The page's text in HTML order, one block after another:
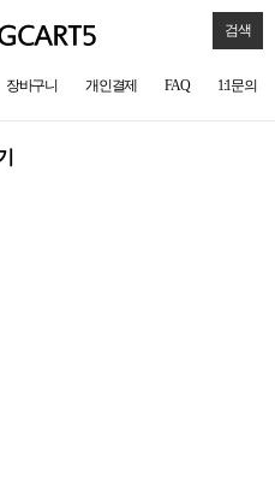
검색
장바구니 개인결제 FAQ 1:1문의